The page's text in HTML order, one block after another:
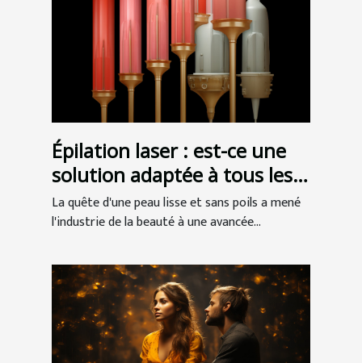
Épilation laser : est-ce une
solution adaptée à tous les
types de peau ?
La quête d'une peau lisse et sans poils a mené
l'industrie de la beauté à une avancée...